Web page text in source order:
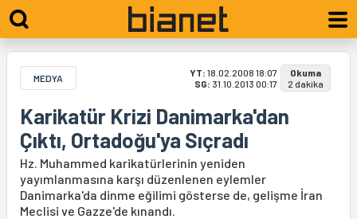
MEDYA YT: 18.02.2008 18:07
SG: 31.10.2013 00:17
Okuma
2 dakika
Karikatür Krizi Danimarka'dan
Çıktı, Ortadoğu'ya Sıçradı
Hz. Muhammed karikatürlerinin yeniden
yayımlanmasına karşı düzenlenen eylemler
Danimarka'da dinme eğilimi gösterse de, gelişme İran
Meclisi ve Gazze'de kınandı.